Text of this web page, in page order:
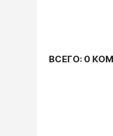
ВСЕГО: 0